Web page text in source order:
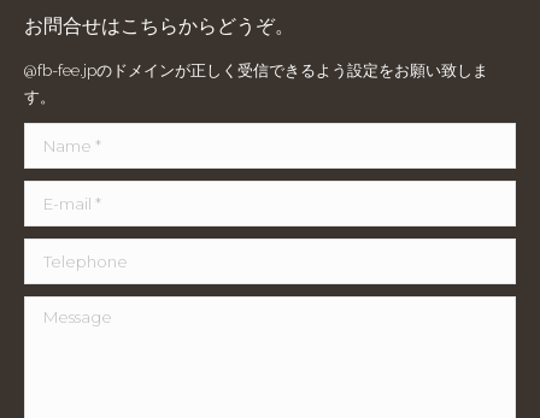
opens
in
new
window
opens
in
window
お問合せはこちらからどうぞ。
@fb-fee.jpのドメインが正しく受信できるよう設定をお願い致しま
す。
Telephone
Message